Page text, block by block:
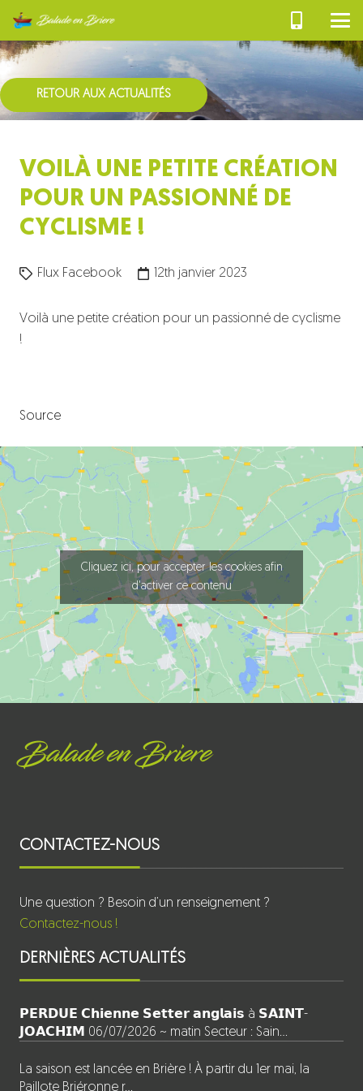
RETOUR AUX ACTUALITÉS
VOILÀ UNE PETITE CRÉATION
POUR UN PASSIONNÉ DE
CYCLISME !
Flux Facebook 12th janvier 2023
Voilà une petite création pour un passionné de cyclisme
!
Source
Cliquez ici, pour accepter les cookies afin
d'activer ce contenu
Balade en Briere
CONTACTEZ-NOUS
Une question ? Besoin d’un renseignement ?
Contactez-nous !
DERNIÈRES ACTUALITÉS
𝗣𝗘𝗥𝗗𝗨𝗘 𝗖𝗵𝗶𝗲𝗻𝗻𝗲 𝗦𝗲𝘁𝘁𝗲𝗿 𝗮𝗻𝗴𝗹𝗮𝗶𝘀 à 𝗦𝗔𝗜𝗡𝗧-
𝗝𝗢𝗔𝗖𝗛𝗜𝗠 06/07/2026 ~ matin Secteur : Sain…
La saison est lancée en Brière ! À partir du 1er mai, la
Paillote Briéronne r…